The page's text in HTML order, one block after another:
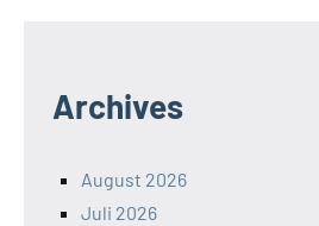
Archives
August 2026
Juli 2026